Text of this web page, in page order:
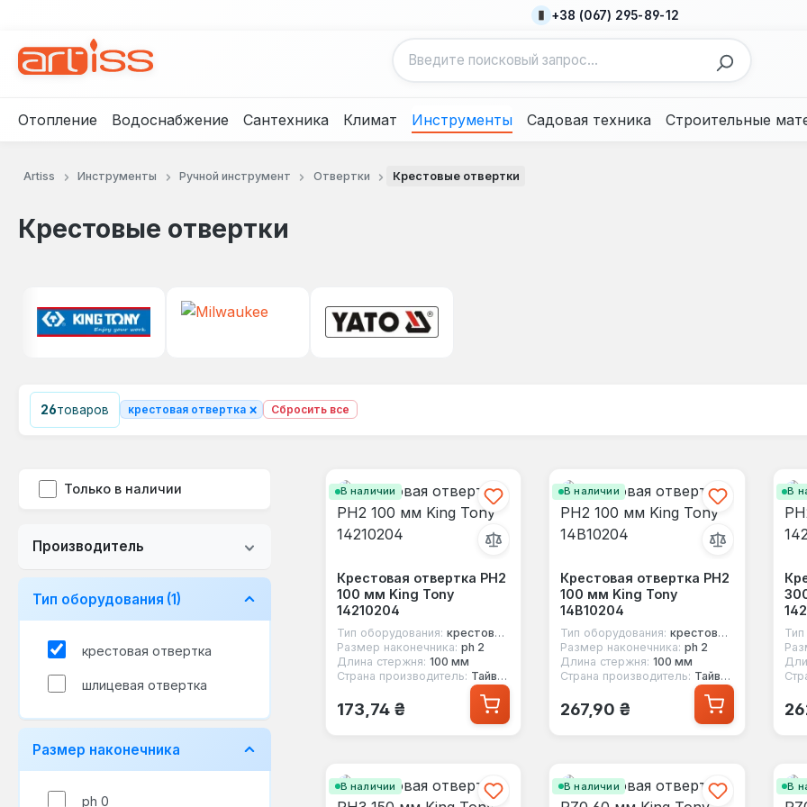
+38 (067) 295-89-12
Отопление Водоснабжение Сантехника Климат Инструменты Садовая техника Строительные
Artiss Инструменты Ручной инструмент Отвертки Крестовые отвертки
Крестовые отвертки
26товаров крестовая отвертка × Сбросить все
Только в наличии
Производитель
Тип оборудования (1)
крестовая отвертка
шлицевая отвертка
Размер наконечника
ph 0
В наличии
Крестовая отвертка PH2
100 мм King Tony
14210204
Тип оборудования: крестовая отвертка
Размер наконечника: ph 2
Длина стержня: 100 мм
Страна производитель: Тайвань
Обычная цена:
173,74 ₴
В наличии
Крестовая отвертка PH2
100 мм King Tony
14B10204
Тип оборудования: крестовая отвертка
Размер наконечника: ph 2
Длина стержня: 100 мм
Страна производитель: Тайвань
Обычная цена:
267,90 ₴
В
В наличии В наличии В